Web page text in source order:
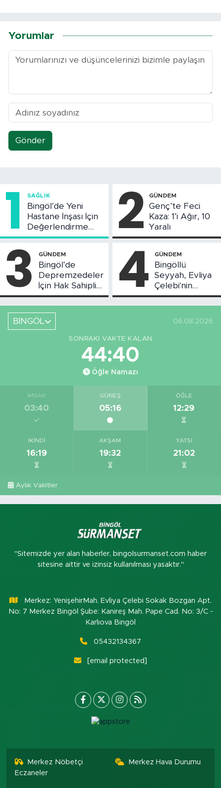
Yorumlar
Gönder
1 SAĞLIK
Bingöl’de Yeni
Hastane İnşası İçin
Değerlendirme
Toplantısı Yapıldı
2 GÜNDEM
Genç’te Feci
Kaza: 1’i Ağır, 10
Yaralı
3 GÜNDEM
Bingöl’de
Depremzedeler
İçin Hak Sahipliği
Askı Süreci
Başladı
4 GÜNDEM
Bingöllü
Seyyah, Evliya
Çelebi'nin
Bahsettiği
Bingöl'deki O
BİNGÖL 06.08.2026
SONRAKI VAKTE KALAN
44:39
Öğle Namazı
İMSAK
03:40
GÜNEŞ
05:16
ÖĞLE
12:29
İKINDI
16:19
AKŞAM
19:32
YATSI
21:02
Aylık Vakitler
"Sitemizde yer alan haberler, bingolsurmanset.com haber
sitesine aittir ve izinsiz kullanılması yasaktır."
Merkez: YenişehirMah. Evliya Çelebi Sokak Bozgan Apt.
No: 7 Merkez Bingöl Şube: Kanireş Mah. Pape Cad. No: 3/C -
Karlıova Bingöl
05432134367
[email protected]
Merkez Nöbetçi
Eczaneler
Merkez Hava Durumu